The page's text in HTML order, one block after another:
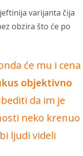
varijanta čija
obzira što će po
će mu i cena
objektivno
da im je
neko krenuo
ljudi videli